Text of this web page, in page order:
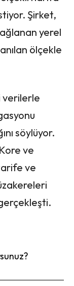
Şirket,
yerel
ölçekle
verilerle
söylüyor.
ve
ve